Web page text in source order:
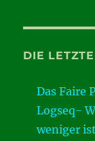
DIE
Das Faire
Logseq-
weniger